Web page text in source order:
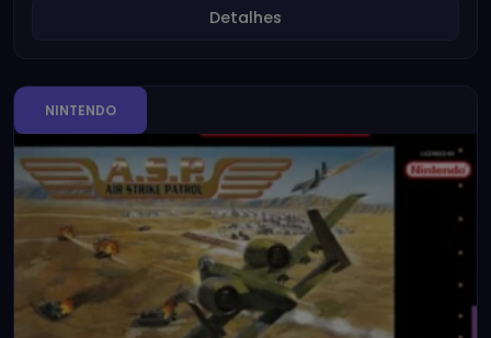
Detalhes
NINTENDO